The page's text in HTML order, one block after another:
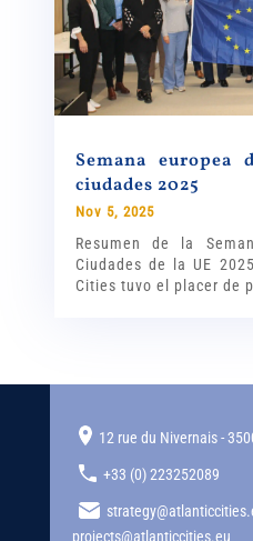
Semana europea
ciudades 2025
Nov 5, 2025
Resumen de la
Ciudades de la UE
Cities tuvo el placer de
12 rue du Nivernais -
+33 (0) 223252089
projects@atlanticcities.eu